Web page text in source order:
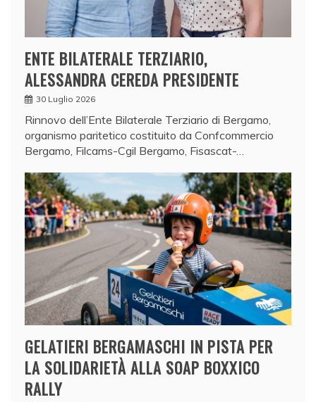
ENTE BILATERALE TERZIARIO,
ALESSANDRA CEREDA PRESIDENTE
30 Luglio 2026
Rinnovo dell’Ente Bilaterale Terziario di Bergamo,
organismo paritetico costituito da Confcommercio
Bergamo, Filcams-Cgil Bergamo, Fisascat-…
GELATIERI BERGAMASCHI IN PISTA PER
LA SOLIDARIETÀ ALLA SOAP BOXXICO
RALLY